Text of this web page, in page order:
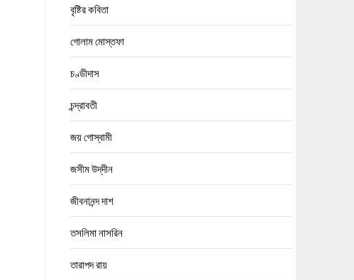
বৃষ্টির কবিতা
গোলাম মোস্তফা
চণ্ডীদাস
চন্দ্রাবতী
জয় গোস্বামী
জসীম উদ্‌দীন
জীবনানন্দ দাশ
তসলিমা নাসরিন
তারাপদ রায়